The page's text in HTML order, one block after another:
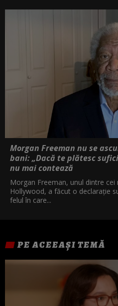
Morgan Freeman nu se
bani: „Dacă te plătesc
nu mai contează
Morgan Freeman, unul dintre
Hollywood, a făcut o declarație
felul în care...
PE ACEEAȘI TEMĂ